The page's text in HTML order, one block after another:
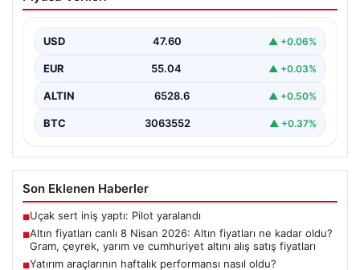
fiyatları
{ "title": "8 Nisan 2026 Altın Fiyatları Canlı Takip: Gram,
Çeyrek ve Cumhuriyet Altını…
USD 47.60 ▲ +0.06%
EUR 55.04 ▲ +0.03%
ALTIN 6528.6 ▲ +0.50%
BTC 3063552 ▲ +0.37%
Son Eklenen Haberler
■Uçak sert iniş yaptı: Pilot yaralandı
■Altın fiyatları canlı 8 Nisan 2026: Altın fiyatları ne kadar oldu?
Gram, çeyrek, yarım ve cumhuriyet altını alış satış fiyatları
■Yatırım araçlarının haftalık performansı nasıl oldu?